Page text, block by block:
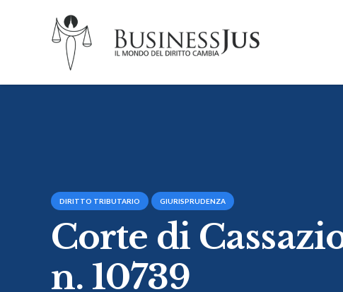
DIRITTO TRIBUTARIO GIURISPRUDENZA
Corte di
n. 10739